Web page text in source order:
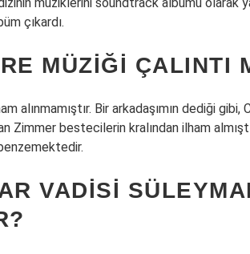
çıkardı.
MÜZIĞI ÇALINTI
alınmamıştır. Bir arkadaşımın dediği
Zimmer bestecilerin kralından ilham
VADISI